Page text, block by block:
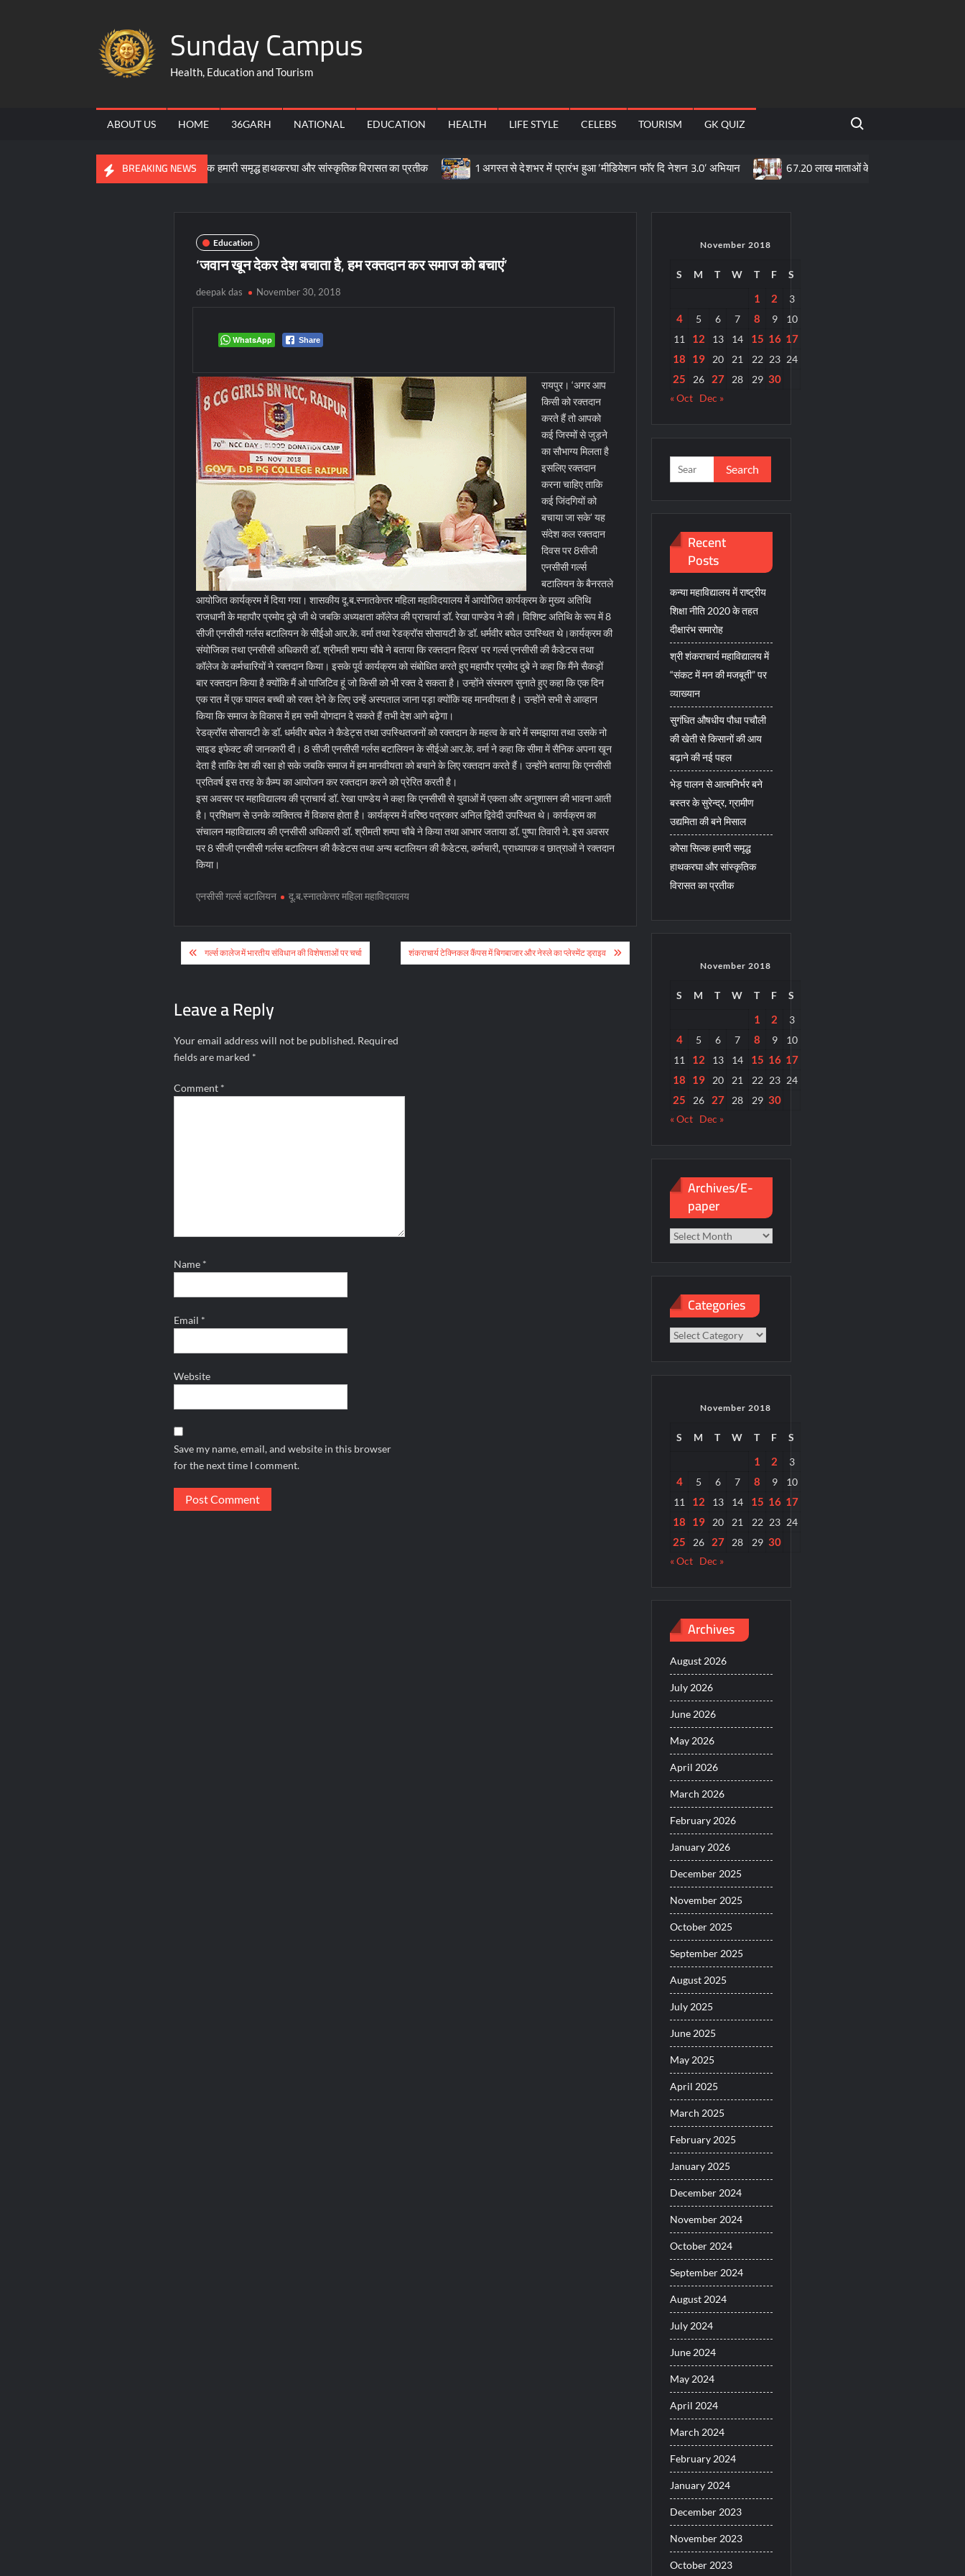
Sunday Campus
Health, Education and Tourism
ABOUT US HOME 36GARH NATIONAL EDUCATION HEALTH LIFE STYLE CELEBS TOURISM GK QUIZ
Search for:
BREAKING NEWS
कोसा सिल्क हमारी समृद्ध हाथकरघा और सांस्कृतिक विरासत का प्रतीक 1 अगस्त से देशभर में प्रारंभ हुआ ’मीडियेशन फॉर दि नेशन 3.0’ अभियान 67.20 लाख माताओं के खातों में पहुँची महतारी वंदन योजना की
Education
‘जवान खून देकर देश बचाता है, हम रक्तदान कर समाज को बचाएं’
deepak das November 30, 2018
WhatsApp Share
रायपुर। ‘अगर आप
किसी को रक्तदान
करते हैं तो आपको
कई जिस्मों से जुड़ने
का सौभाग्य मिलता है
इसलिए रक्तदान
करना चाहिए ताकि
कई जिंदगियों को
बचाया जा सके’ यह
संदेश कल रक्तदान
दिवस पर 8सीजी
एनसीसी गर्ल्स
बटालियन के बैनरतले
आयोजित कार्यक्रम में दिया गया। शासकीय दू.ब.स्नातकेत्तर महिला महाविदयालय में आयोजित कार्यक्रम के मुख्य अतिथि
राजधानी के महापौर प्रमोद दुबे जी थे जबकि अध्यक्षता कॉलेज की प्राचार्या डॉ. रेखा पाण्डेय ने की। विशिष्ट अतिथि के रूप में 8
सीजी एनसीसी गर्लस बटालियन के सीईओ आर.के. वर्मा तथा रेडक्रॉस सोसायटी के डॉ. धर्मवीर बघेल उपस्थित थे।कार्यक्रम की
संयोजिका तथा एनसीसी अधिकारी डॉ. श्रीमती शम्पा चौबे ने बताया कि रक्तदान दिवस’ पर गर्ल्स एनसीसी की कैडेटस तथा
कॉलेज के कर्मचारियों ने रक्तदान किया। इसके पूर्व कार्यक्रम को संबोधित करते हुए महापौर प्रमोद दुबे ने कहा कि मैंने सैकड़ों
बार रक्तदान किया है क्योंकि मैं ओ पाजिटिव हूं जो किसी को भी रक्त दे सकता है। उन्होंने संस्मरण सुनाते हुए कहा कि एक दिन
एक रात में एक घायल बच्ची को रक्त देने के लिए उन्हें अस्पताल जाना पड़ा क्योंकि यह मानवीयता है। उन्होंने सभी से आव्हान
किया कि समाज के विकास में हम सभी योगदान दे सकते हैं तभी देश आगे बढ़ेगा।
रेडक्रॉस सोसायटी के डॉ. धर्मवीर बघेल ने कैडेट्स तथा उपस्थितजनों को रक्तदान के महत्व के बारे में समझाया तथा उसके नो
साइड इफेक्ट की जानकारी दी। 8 सीजी एनसीसी गर्लस बटालियन के सीईओ आर.के. वर्मा ने कहा कि सीमा में सैनिक अपना खून
देता है ताकि देश की रक्षा हो सके जबकि समाज में हम मानवीयता को बचाने के लिए रक्तदान करते हैं। उन्होंने बताया कि एनसीसी
प्रतिवर्ष इस तरह के कैम्प का आयोजन कर रक्तदान करने को प्रेरित करती है।
इस अवसर पर महाविद्यालय की प्राचार्य डॉ. रेखा पाण्डेय ने कहा कि एनसीसी से युवाओं में एकता और अनुशासन की भावना आती
है। प्रशिक्षण से उनके व्यक्तित्व में विकास होता है। कार्यक्रम में वरिष्ठ पत्रकार अनिल द्विवेदी उपस्थित थे। कार्यक्रम का
संचालन महाविद्यालय की एनसीसी अधिकारी डॉ. श्रीमती शम्पा चौबे ने किया तथा आभार जताया डॉ. पुष्पा तिवारी ने. इस अवसर
पर 8 सीजी एनसीसी गर्लस बटालियन की कैडेटस तथा अन्य बटालियन की कैडेटस, कर्मचारी, प्राध्यापक व छात्राओं ने रक्तदान
किया।
एनसीसी गर्ल्स बटालियन दू.ब.स्नातकेत्तर महिला महाविदयालय
Post
navigation
गर्ल्स कालेज में भारतीय संविधान की विशेषताओं पर चर्चा शंकराचार्य टेक्निकल कैंपस में बिगबाजार और नेस्ले का प्लेस्मेंट ड्राइव
Leave a Reply
Your email address will not be published. Required
fields are marked *
Comment *
Name *
Email *
Website
Save my name, email, and website in this browser
for the next time I comment.
November 2018
S M T W T F S
1 2 3
4 5 6 7 8 9
10
11
12 13 14 15 16 17
18
19 20 21 22 23 24
25 26 27 28 29 30
« Oct Dec »
Search
for:
Recent
Posts
कन्या महाविद्यालय में राष्ट्रीय
शिक्षा नीति 2020 के तहत
दीक्षारंभ समारोह
श्री शंकराचार्य महाविद्यालय में
“संकट में मन की मजबूती” पर
व्याख्यान
सुगंधित औषधीय पौधा पचौली
की खेती से किसानों की आय
बढ़ाने की नई पहल
भेड़ पालन से आत्मनिर्भर बने
बस्तर के सुरेन्द्र, ग्रामीण
उद्यमिता की बने मिसाल
कोसा सिल्क हमारी समृद्ध
हाथकरघा और सांस्कृतिक
विरासत का प्रतीक
November 2018
S M T W T F S
1 2 3
4 5 6 7 8 9
10
11
12 13 14 15 16 17
18
19 20 21 22 23 24
25 26 27 28 29 30
« Oct Dec »
Archives/E-
paper
Archives/E-
Categories
Categories
November 2018
S M T W T F S
1 2 3
4 5 6 7 8 9
10
11
12 13 14 15 16 17
18
19 20 21 22 23 24
25 26 27 28 29 30
« Oct Dec »
Archives
August 2026
July 2026
June 2026
May 2026
April 2026
March 2026
February 2026
January 2026
December 2025
November 2025
October 2025
September 2025
August 2025
July 2025
June 2025
May 2025
April 2025
March 2025
February 2025
January 2025
December 2024
November 2024
October 2024
September 2024
August 2024
July 2024
June 2024
May 2024
April 2024
March 2024
February 2024
January 2024
December 2023
November 2023
October 2023